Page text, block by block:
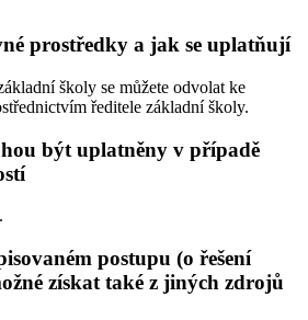
prostředky a jak se uplatňují
školy se můžete odvolat ke
ředitele základní školy.
být uplatněny v případě
postupu (o řešení
získat také z jiných zdrojů